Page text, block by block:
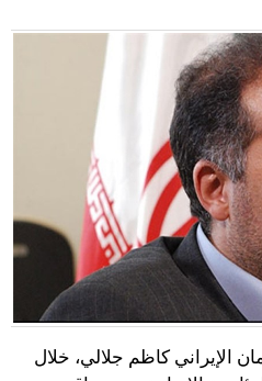
الإيراني كاظم جلالي، خلال